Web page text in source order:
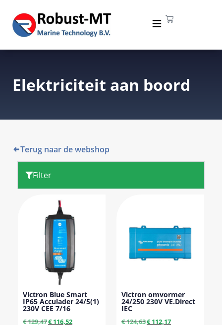
Elektriciteit aan boord
Terug naar de webshop
Filter
Victron Blue Smart
IP65 Acculader 24/5(1)
230V CEE 7/16
€129,47€116,52
Victron omvormer
24/250 230V VE.Direct
IEC
€124,63€112,17